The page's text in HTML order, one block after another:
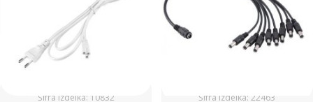
Šifra izdelka: 10832 Šifra izdelka: 22463